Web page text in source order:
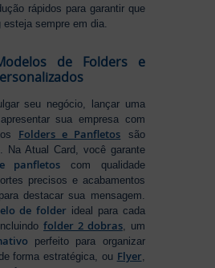
rápidos para garantir que
sempre em dia.
de Folders e
seu negócio, lançar uma
sua empresa com
Folders e Panfletos são
Na Atual Card, você garante
panfletos com qualidade
precisos e acabamentos
destacar sua mensagem.
de folder ideal para cada
folder 2 dobras, um
perfeito para organizar
forma estratégica, ou Flyer,